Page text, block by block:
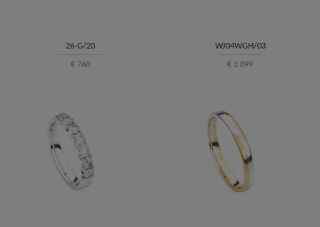
26-G/20
€ 760
WJ04WGH/03
€ 1.899